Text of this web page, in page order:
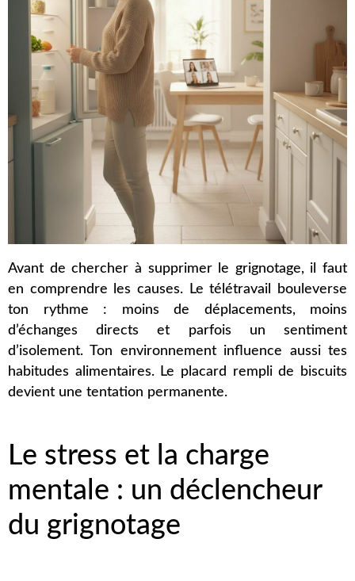
Avant de chercher à supprimer le grignotage, il faut
en comprendre les causes. Le télétravail bouleverse
ton rythme : moins de déplacements, moins
d’échanges directs et parfois un sentiment
d’isolement. Ton environnement influence aussi tes
habitudes alimentaires. Le placard rempli de biscuits
devient une tentation permanente.
Le stress et la charge
mentale : un déclencheur
du grignotage